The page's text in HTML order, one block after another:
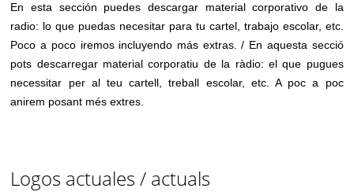
En esta sección puedes descargar material corporativo de la
radio: lo que puedas necesitar para tu cartel, trabajo escolar, etc.
Poco a poco iremos incluyendo más extras. / En aquesta secció
pots descarregar material corporatiu de la ràdio: el que pugues
necessitar per al teu cartell, treball escolar, etc. A poc a poc
anirem posant més extres.
Logos actuales / actuals